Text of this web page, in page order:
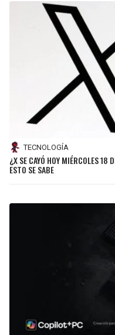
TITANS
COWBOYS
EAGLES
COMMANDERS
CARDINALS
WARRIORS
CLIPPERS
KINGS
MAVERICKS
TECNOLOGÍA
¿X SE CAYÓ HOY MIÉRCOLES 18
ESTO SE SABE